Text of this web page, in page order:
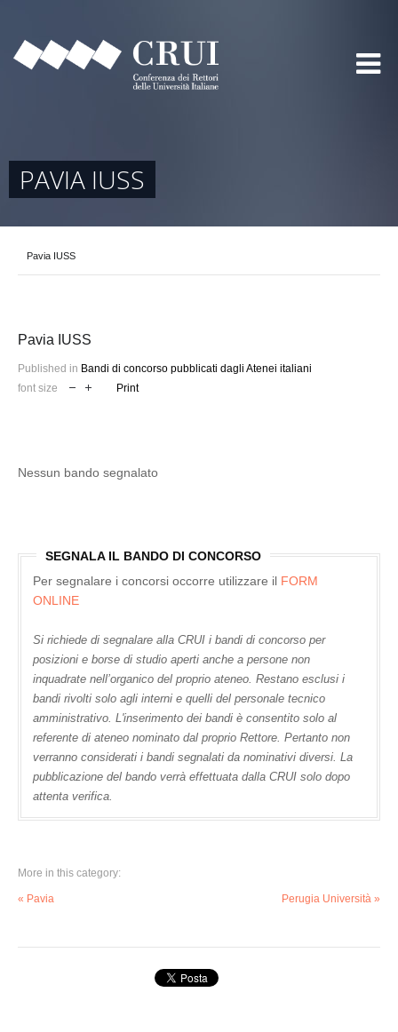
PAVIA IUSS
Pavia IUSS
Pavia IUSS
Published in Bandi di concorso pubblicati dagli Atenei italiani
font size
Print
Nessun bando segnalato
SEGNALA IL BANDO DI CONCORSO
Per segnalare i concorsi occorre utilizzare il FORM
ONLINE
Si richiede di segnalare alla CRUI i bandi di concorso per
posizioni e borse di studio aperti anche a persone non
inquadrate nell’organico del proprio ateneo. Restano esclusi i
bandi rivolti solo agli interni e quelli del personale tecnico
amministrativo. L'inserimento dei bandi è consentito solo al
referente di ateneo nominato dal proprio Rettore. Pertanto non
verranno considerati i bandi segnalati da nominativi diversi. La
pubblicazione del bando verrà effettuata dalla CRUI solo dopo
attenta verifica.
More in this category:
« Pavia Perugia Università »